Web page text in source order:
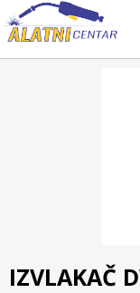
IZVLAKAČ